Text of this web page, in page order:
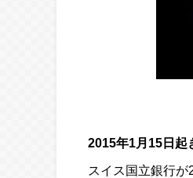
2015年1月15日起
スイス国立銀行